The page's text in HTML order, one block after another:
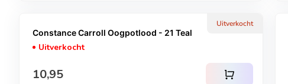
Uitverkocht
Constance Carroll Oogpotlood - 21 Teal
Uitverkocht
Normale prijs
10,95 shopping_cart